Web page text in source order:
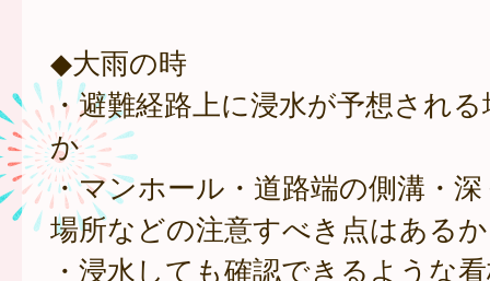
◆大雨の時
・避難経路上に浸水が予想され
か
・マンホール・道路端の側溝・
場所などの注意すべき点はあるか
・浸水しても確認できるような